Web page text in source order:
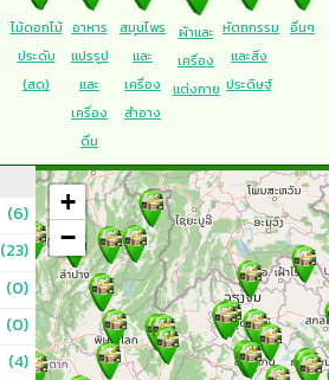
ไม้ดอกไม้
ประดับ
(สด)
อาหาร
แปรรูป
และ
เครื่อง
ดื่ม
สมุนไพร
และ
เครื่อง
สำอาง
ผ้าและ
เครื่อง
แต่งกาย
หัตถกรรม
และสิ่ง
ประดิษฐ์
อื่นๆ
(6)
(23)
(0)
(0)
(4)
+
−